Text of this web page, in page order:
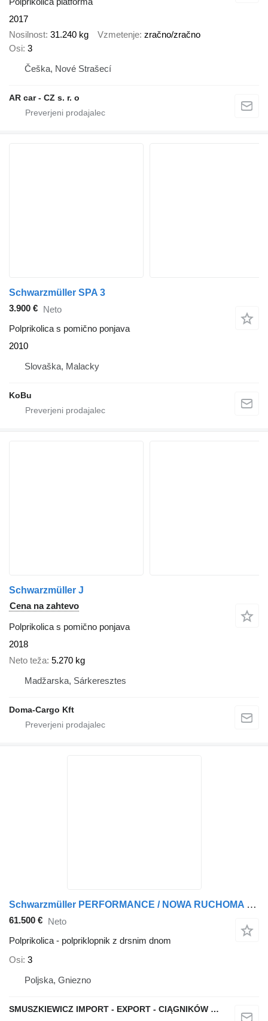
2017
Nosilnost 31.240 kg Vzmetenje zračno/zračno
Osi 3
Češka, Nové Strašecí
AR car - CZ s. r. o
Schwarzmüller SPA 3
3.900 € Neto
Polprikolica s pomično ponjava
2010
Slovaška, Malacky
KoBu
Schwarzmüller J
Cena na zahtevo
Polprikolica s pomično ponjava
2018
Neto teža 5.270 kg
Madžarska, Sárkeresztes
Doma-Cargo Kft
Schwarzmüller PERFORMANCE / NOWA RUCHOMA PODŁOGA / WALKING FLOOR / OŚ POD. / 1
61.500 € Neto
Polprikolica - polpriklopnik z drsnim dnom
Osi 3
Poljska, Gniezno
SMUSZKIEWICZ IMPORT - EXPORT - CIĄGNIKÓW SIODŁOWYCH I NACZEP